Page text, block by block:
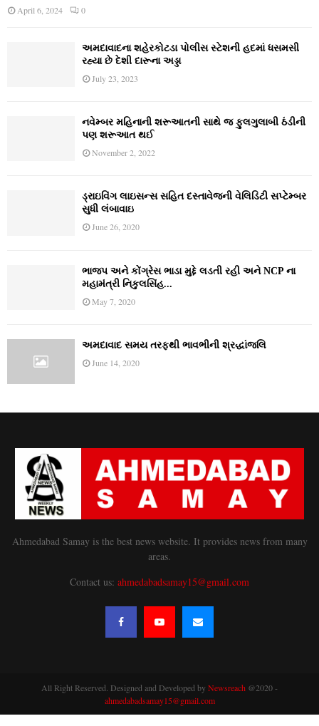
April 6, 2024 0
અમદાવાદના શહેરકોટડા પોલીસ સ્ટેશની હદમાં ધસમસી
રહ્યા છે દેશી દારૂના અડ્ડા
July 23, 2023
નવેમ્‍બર મહિનાની શરૂઆતની સાથે જ ફુલગુલાબી ઠંડીની
પણ શરૂઆત થઈ
November 2, 2022
ડ્રાઇવિંગ લાઇસન્સ સહિત દસ્તાવેજની વેલિડિટી સપ્ટેમ્બર
સુધી લંબાવાઇ
June 26, 2020
ભાજપ અને કોંગ્રેસ ભાડા મુદ્દે લડતી રહી અને NCP ના
મહામંત્રી નિકુલસિંહ...
May 7, 2020
અમદાવાદ સમય તરફથી ભાવભીની શ્રદ્ધાંજલિ
June 14, 2020
Ahmedabad Samay is the best news website. It provides news from many
areas.
Contact us: ahmedabadsamay15@gmail.com
All Right Reserved. Designed and Developed byNewsreach @2020 -
ahmedabadsamay15@gmail.com